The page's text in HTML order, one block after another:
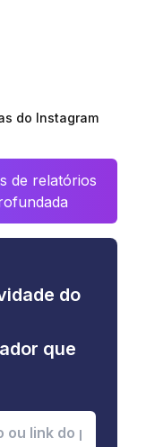
do Instagram
de relatórios
do
que